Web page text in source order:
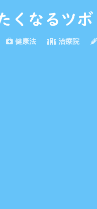
健康法 治療院